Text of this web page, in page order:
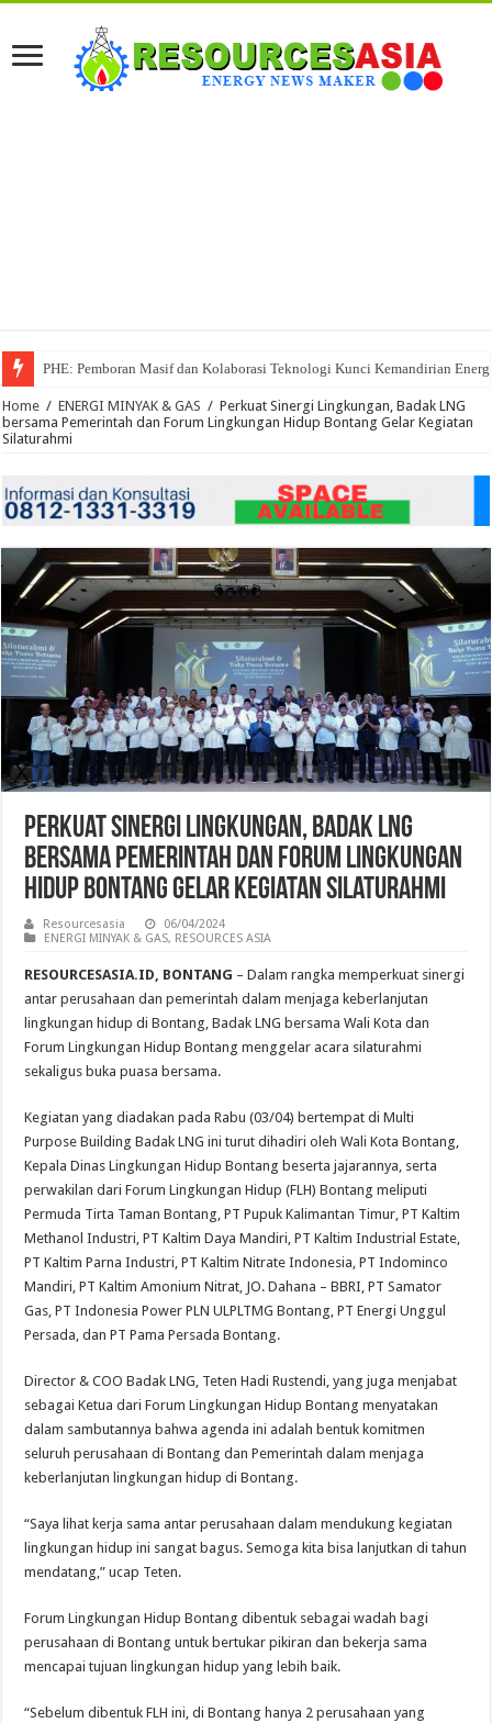
PHE: Pemboran Masif dan Kolaborasi Teknologi Kunci Kemandirian
Home / ENERGI MINYAK & GAS / Perkuat Sinergi Lingkungan, Badak LNG
bersama Pemerintah dan Forum Lingkungan Hidup Bontang Gelar Kegiatan
Silaturahmi
Perkuat Sinergi Lingkungan, Badak LNG
bersama Pemerintah dan Forum Lingkungan
Hidup Bontang Gelar Kegiatan Silaturahmi
Resourcesasia
06/04/2024
ENERGI MINYAK & GAS, RESOURCES ASIA
RESOURCESASIA.ID, BONTANG – Dalam rangka memperkuat sinergi
antar perusahaan dan pemerintah dalam menjaga keberlanjutan
lingkungan hidup di Bontang, Badak LNG bersama Wali Kota dan
Forum Lingkungan Hidup Bontang menggelar acara silaturahmi
sekaligus buka puasa bersama.
Kegiatan yang diadakan pada Rabu (03/04) bertempat di Multi
Purpose Building Badak LNG ini turut dihadiri oleh Wali Kota Bontang,
Kepala Dinas Lingkungan Hidup Bontang beserta jajarannya, serta
perwakilan dari Forum Lingkungan Hidup (FLH) Bontang meliputi
Permuda Tirta Taman Bontang, PT Pupuk Kalimantan Timur, PT Kaltim
Methanol Industri, PT Kaltim Daya Mandiri, PT Kaltim Industrial Estate,
PT Kaltim Parna Industri, PT Kaltim Nitrate Indonesia, PT Indominco
Mandiri, PT Kaltim Amonium Nitrat, JO. Dahana – BBRI, PT Samator
Gas, PT Indonesia Power PLN ULPLTMG Bontang, PT Energi Unggul
Persada, dan PT Pama Persada Bontang.
Director & COO Badak LNG, Teten Hadi Rustendi, yang juga menjabat
sebagai Ketua dari Forum Lingkungan Hidup Bontang menyatakan
dalam sambutannya bahwa agenda ini adalah bentuk komitmen
seluruh perusahaan di Bontang dan Pemerintah dalam menjaga
keberlanjutan lingkungan hidup di Bontang.
“Saya lihat kerja sama antar perusahaan dalam mendukung kegiatan
lingkungan hidup ini sangat bagus. Semoga kita bisa lanjutkan di tahun
mendatang,” ucap Teten.
Forum Lingkungan Hidup Bontang dibentuk sebagai wadah bagi
perusahaan di Bontang untuk bertukar pikiran dan bekerja sama
mencapai tujuan lingkungan hidup yang lebih baik.
“Sebelum dibentuk FLH ini, di Bontang hanya 2 perusahaan yang